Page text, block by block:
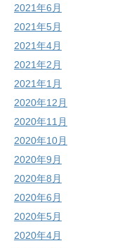
2021年6月
2021年5月
2021年4月
2021年2月
2021年1月
2020年12月
2020年11月
2020年10月
2020年9月
2020年8月
2020年6月
2020年5月
2020年4月